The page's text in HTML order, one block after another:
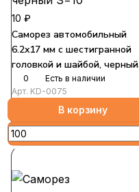
10 ₽
Саморез автомобильный
6.2x17 мм с шестигранной
головкой и шайбой, черный
S=10
0
Есть в наличии
Арт. KD-0075
В корзину